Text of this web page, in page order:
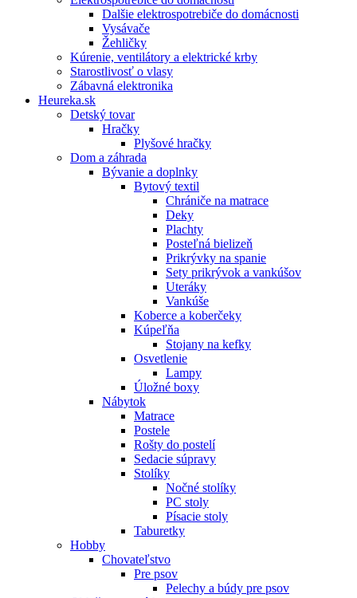
Dalšie elektrospotrebiče do domácnosti
Vysávače
Žehličky
Kúrenie, ventilátory a elektrické krby
Starostlivosť o vlasy
Zábavná elektronika
Heureka.sk
Detský tovar
Hračky
Plyšové hračky
Dom a záhrada
Bývanie a doplnky
Bytový textil
Chrániče na matrace
Deky
Plachty
Posteľná bielizeň
Prikrývky na spanie
Sety prikrývok a vankúšov
Uteráky
Vankúše
Koberce a koberčeky
Kúpeľňa
Stojany na kefky
Osvetlenie
Lampy
Úložné boxy
Nábytok
Matrace
Postele
Rošty do postelí
Sedacie súpravy
Stolíky
Nočné stolíky
PC stoly
Písacie stoly
Taburetky
Hobby
Chovateľstvo
Pre psov
Pelechy a búdy pre psov